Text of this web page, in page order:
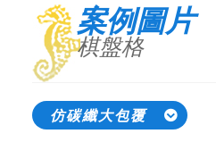
案例圖片
棋盤格
仿碳纖大包覆